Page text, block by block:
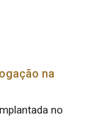
na
no